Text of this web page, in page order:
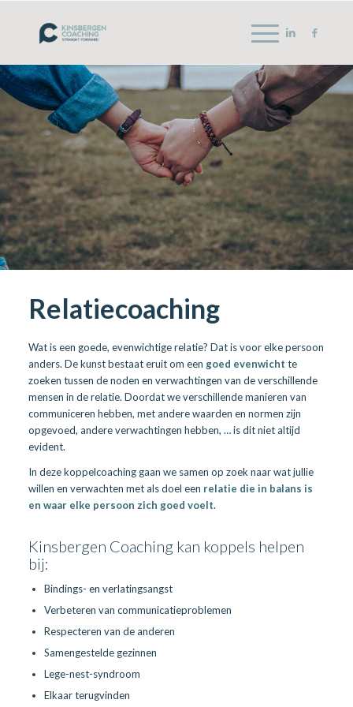
Relatiecoaching
Wat is een goede, evenwichtige relatie? Dat is voor elke persoon
anders. De kunst bestaat eruit om een goed evenwicht te
zoeken tussen de noden en verwachtingen van de verschillende
mensen in de relatie. Doordat we verschillende manieren van
communiceren hebben, met andere waarden en normen zijn
opgevoed, andere verwachtingen hebben, … is dit niet altijd
evident.
In deze koppelcoaching gaan we samen op zoek naar wat jullie
willen en verwachten met als doel een relatie die in balans is
en waar elke persoon zich goed voelt.
Kinsbergen Coaching kan koppels helpen
bij:
Bindings- en verlatingsangst
Verbeteren van communicatieproblemen
Respecteren van de anderen
Samengestelde gezinnen
Lege-nest-syndroom
Elkaar terugvinden